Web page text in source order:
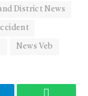
District News
News Veb